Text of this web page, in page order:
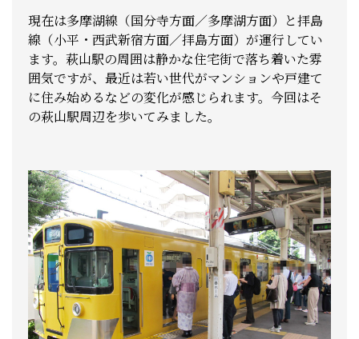
現在は多摩湖線（国分寺方面／多摩湖方面）と拝島
線（小平・西武新宿方面／拝島方面）が運行してい
ます。萩山駅の周囲は静かな住宅街で落ち着いた雰
囲気ですが、最近は若い世代がマンションや戸建て
に住み始めるなどの変化が感じられます。今回はそ
の萩山駅周辺を歩いてみました。